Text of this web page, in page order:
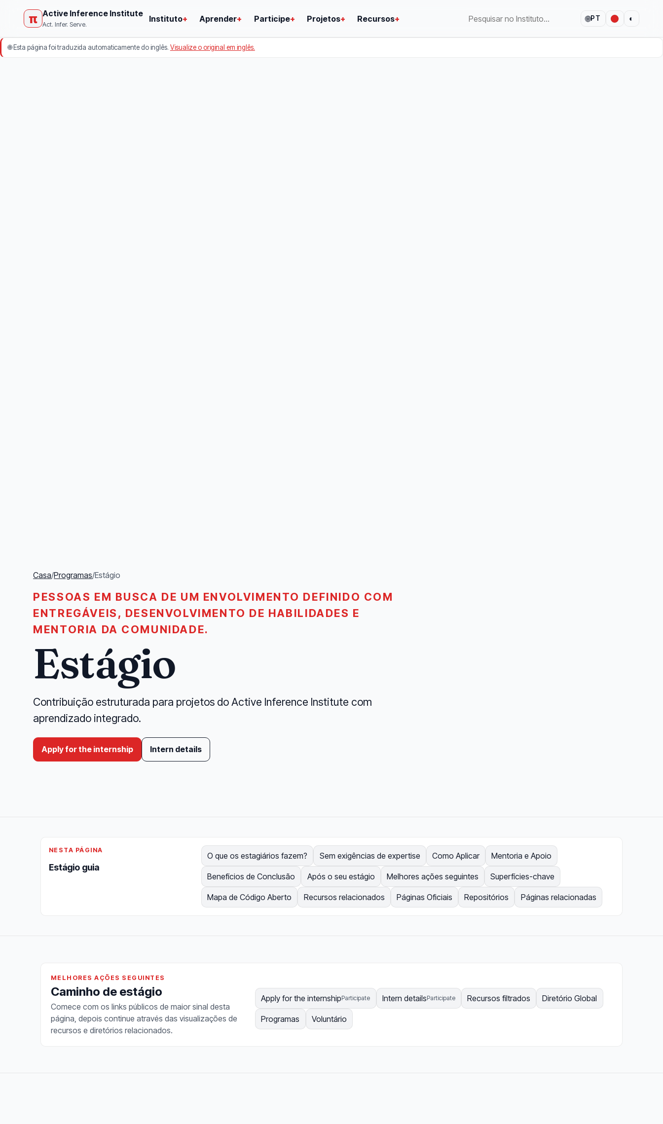
π Active Inference Institute
Act. Infer. Serve.
Instituto+ Aprender+ Participe+ Projetos+ Recursos+ 🌐PT ◐
🌐Esta página foi traduzida automaticamente do inglês. Visualize o original em inglês.
Casa/Programas/Estágio
PESSOAS EM BUSCA DE UM ENVOLVIMENTO DEFINIDO COM
ENTREGÁVEIS, DESENVOLVIMENTO DE HABILIDADES E
MENTORIA DA COMUNIDADE.
Estágio
Contribuição estruturada para projetos do Active Inference Institute com
aprendizado integrado.
Apply for the internship Intern details
NESTA PÁGINA
Estágio guia
O que os estagiários fazem? Sem exigências de expertise Como Aplicar Mentoria e Apoio
Benefícios de Conclusão Após o seu estágio Melhores ações seguintes Superfícies-chave
Mapa de Código Aberto Recursos relacionados Páginas Oficiais Repositórios Páginas relacionadas
MELHORES AÇÕES SEGUINTES
Caminho de estágio
Comece com os links públicos de maior sinal desta
página, depois continue através das visualizações de
recursos e diretórios relacionados.
Apply for the internshipParticipate Intern detailsParticipate Recursos filtrados Diretório Global
Programas Voluntário